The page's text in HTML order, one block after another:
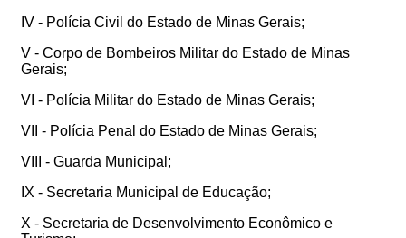
IV - Polícia Civil do Estado de Minas Gerais;
V - Corpo de Bombeiros Militar do Estado de Minas
Gerais;
VI - Polícia Militar do Estado de Minas Gerais;
VII - Polícia Penal do Estado de Minas Gerais;
VIII - Guarda Municipal;
IX - Secretaria Municipal de Educação;
X - Secretaria de Desenvolvimento Econômico e